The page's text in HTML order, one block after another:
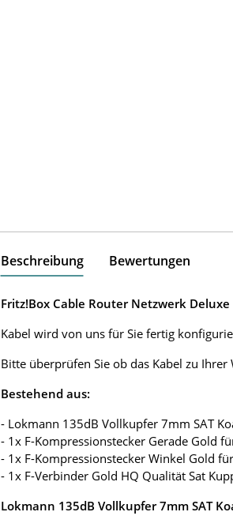
Beschreibung Bewertungen
Fritz!Box Cable Router Netzwerk
Kabel wird von uns für Sie fertig
Bitte überprüfen Sie ob das Kabel zu
Bestehend aus:
- Lokmann 135dB Vollkupfer 7mm SAT
- 1x F-Kompressionstecker Gerade Gold
- 1x F-Kompressionstecker Winkel Gold
- 1x F-Verbinder Gold HQ Qualität Sat
Lokmann 135dB Vollkupfer 7mm SAT